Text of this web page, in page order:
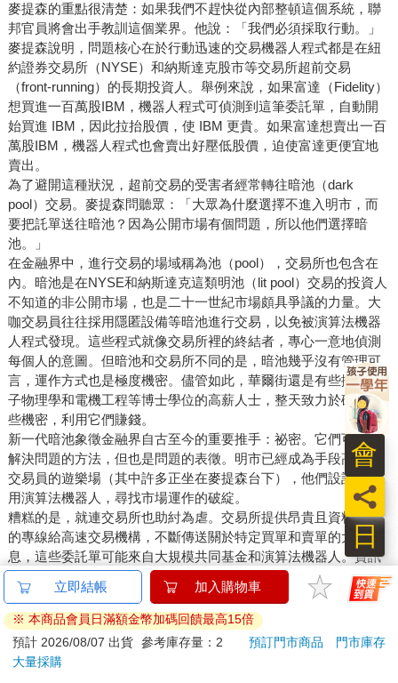
麥提森的重點很清楚：如果我們不趕快從內部整頓這個系統，聯
邦官員將會出手教訓這個業界。他說：「我們必須採取行動。」
麥提森說明，問題核心在於行動迅速的交易機器人程式都是在紐
約證券交易所（NYSE）和納斯達克股市等交易所超前交易
（front-running）的長期投資人。舉例來說，如果富達（Fidelity）
想買進一百萬股IBM，機器人程式可偵測到這筆委託單，自動開
始買進 IBM，因此拉抬股價，使 IBM 更貴。如果富達想賣出一百
萬股IBM，機器人程式也會賣出好壓低股價，迫使富達更便宜地
賣出。
為了避開這種狀況，超前交易的受害者經常轉往暗池（dark
pool）交易。麥提森問聽眾：「大眾為什麼選擇不進入明市，而
要把託單送往暗池？因為公開市場有個問題，所以他們選擇暗
池。」
在金融界中，進行交易的場域稱為池（pool），交易所也包含在
內。暗池是在NYSE和納斯達克這類明池（lit pool）交易的投資人
不知道的非公開市場，也是二十一世紀市場頗具爭議的力量。大
咖交易員往往採用隱匿設備等暗池進行交易，以免被演算法機器
人程式發現。這些程式就像交易所裡的終結者，專心一意地偵測
每個人的意圖。但暗池和交易所不同的是，暗池幾乎沒有管理可
言，運作方式也是極度機密。儘管如此，華爾街還是有些擁有量
子物理學和電機工程等博士學位的高薪人士，整天致力於破解這
些機密，利用它們賺錢。
新一代暗池象徵金融界自古至今的重要推手：祕密。它們可說是
解決問題的方法，但也是問題的表徵。明市已經成為手段高強的
交易員的遊樂場（其中許多正坐在麥提森台下），他們設計和運
用演算法機器人，尋找市場運作的破綻。
糟糕的是，就連交易所也助紂為虐。交易所提供昂貴且資料豐富
的專線給高速交易機構，不斷傳送關於特定買單和賣單的大量訊
息，這些委託單可能來自大規模共同基金和演算法機器人。資訊
量十分龐大，可以用於實行主管當局、基金經理人和參議員都極
度反對的短線策略。在明市中，這種狀況每天、每奈秒都在發
生，這是掠食者和獵物間的瘋狂互動，麥提森這一方扮演群集的
掠食者。所有美國投資人都參與其中，同時面臨風險。
麥提森非常清楚這種狀況。的確，他在 2004 年自己設立暗池「交
日
員
會